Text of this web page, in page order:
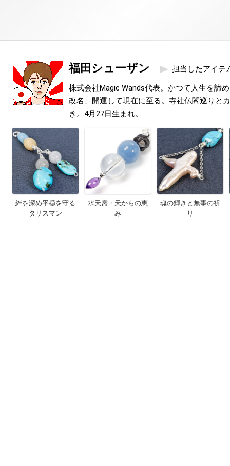
福田シューザン 担当したアイテ
株式会社Magic Wands代表。かつて人生を諦
改名、開運して現在に至る。寺社仏閣巡りと
き。4月27日生まれ。
絆を深め平穏を守る
タリスマン
水天需・天からの恵
み
魂の輝きと無事の祈
り